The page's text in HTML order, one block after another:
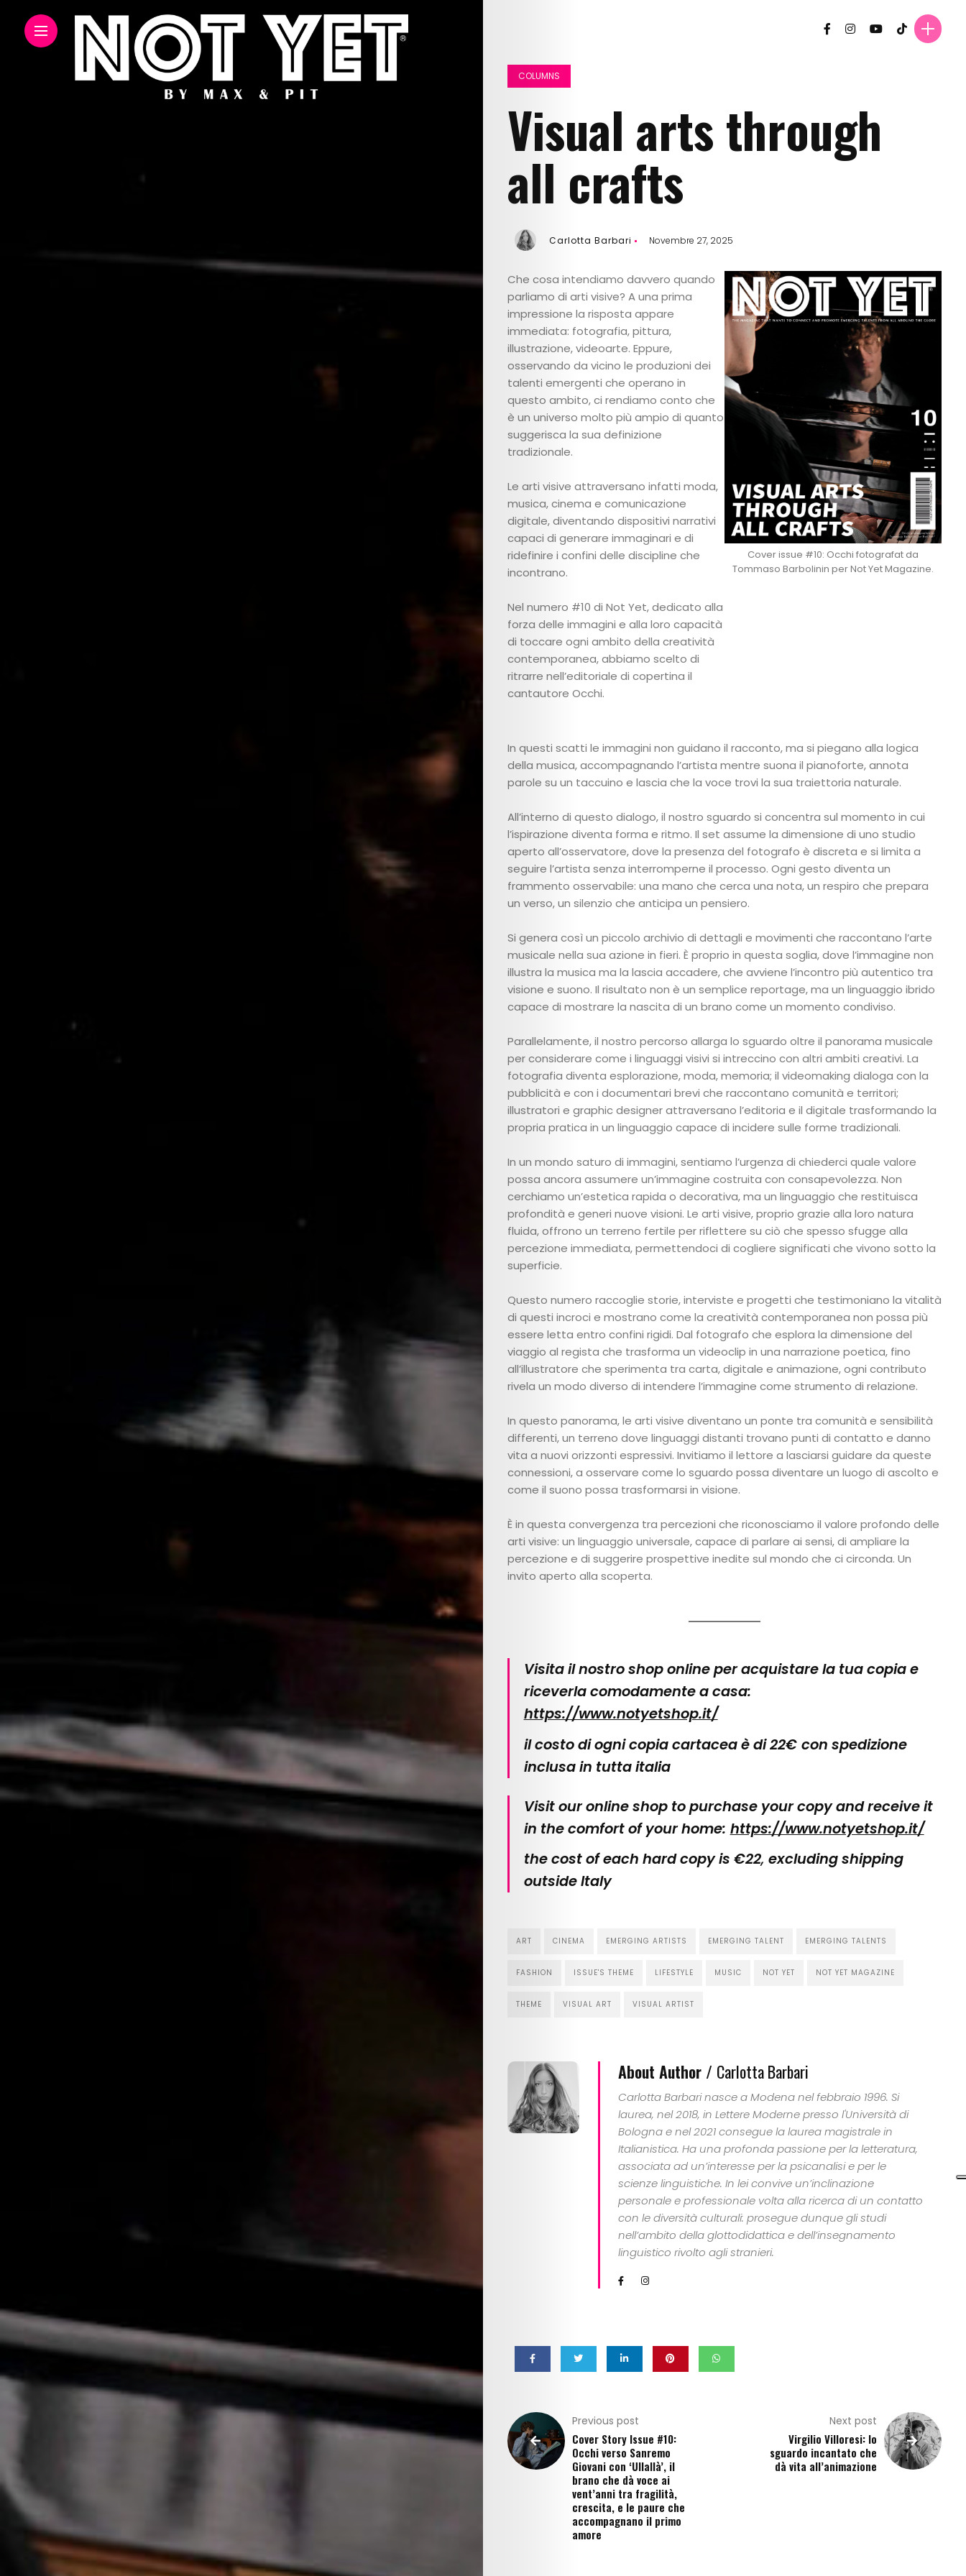
Art
Fashion
Lifestyle
Music
Columns
About
Us
Contact
Us
Get
Lingue
Search
COLUMNS
Visual arts through
all crafts
Carlotta Barbari Novembre 27, 2025
Che cosa intendiamo davvero quando
parliamo di arti visive? A una prima
impressione la risposta appare
immediata: fotografia, pittura,
illustrazione, videoarte. Eppure,
osservando da vicino le produzioni dei
talenti emergenti che operano in
questo ambito, ci rendiamo conto che
è un universo molto più ampio di quanto
suggerisca la sua definizione
tradizionale.
Le arti visive attraversano infatti moda,
musica, cinema e comunicazione
digitale, diventando dispositivi narrativi
capaci di generare immaginari e di
ridefinire i confini delle discipline che
incontrano.
Nel numero #10 di Not Yet, dedicato alla
forza delle immagini e alla loro capacità
di toccare ogni ambito della creatività
contemporanea, abbiamo scelto di
ritrarre nell’editoriale di copertina il
cantautore Occhi.
Cover issue #10: Occhi fotografat da
Tommaso Barbolinin per Not Yet Magazine.
In questi scatti le immagini non guidano il racconto, ma si piegano alla logica
della musica, accompagnando l’artista mentre suona il pianoforte, annota
parole su un taccuino e lascia che la voce trovi la sua traiettoria naturale.
All’interno di questo dialogo, il nostro sguardo si concentra sul momento in cui
l’ispirazione diventa forma e ritmo. Il set assume la dimensione di uno studio
aperto all’osservatore, dove la presenza del fotografo è discreta e si limita a
seguire l’artista senza interromperne il processo. Ogni gesto diventa un
frammento osservabile: una mano che cerca una nota, un respiro che prepara
un verso, un silenzio che anticipa un pensiero.
Si genera così un piccolo archivio di dettagli e movimenti che raccontano l’arte
musicale nella sua azione in fieri. È proprio in questa soglia, dove l’immagine non
illustra la musica ma la lascia accadere, che avviene l’incontro più autentico tra
visione e suono. Il risultato non è un semplice reportage, ma un linguaggio ibrido
capace di mostrare la nascita di un brano come un momento condiviso.
Parallelamente, il nostro percorso allarga lo sguardo oltre il panorama musicale
per considerare come i linguaggi visivi si intreccino con altri ambiti creativi. La
fotografia diventa esplorazione, moda, memoria; il videomaking dialoga con la
pubblicità e con i documentari brevi che raccontano comunità e territori;
illustratori e graphic designer attraversano l’editoria e il digitale trasformando la
propria pratica in un linguaggio capace di incidere sulle forme tradizionali.
In un mondo saturo di immagini, sentiamo l’urgenza di chiederci quale valore
possa ancora assumere un’immagine costruita con consapevolezza. Non
cerchiamo un’estetica rapida o decorativa, ma un linguaggio che restituisca
profondità e generi nuove visioni. Le arti visive, proprio grazie alla loro natura
fluida, offrono un terreno fertile per riflettere su ciò che spesso sfugge alla
percezione immediata, permettendoci di cogliere significati che vivono sotto la
superficie.
Questo numero raccoglie storie, interviste e progetti che testimoniano la vitalità
di questi incroci e mostrano come la creatività contemporanea non possa più
essere letta entro confini rigidi. Dal fotografo che esplora la dimensione del
viaggio al regista che trasforma un videoclip in una narrazione poetica, fino
all’illustratore che sperimenta tra carta, digitale e animazione, ogni contributo
rivela un modo diverso di intendere l’immagine come strumento di relazione.
In questo panorama, le arti visive diventano un ponte tra comunità e sensibilità
differenti, un terreno dove linguaggi distanti trovano punti di contatto e danno
vita a nuovi orizzonti espressivi. Invitiamo il lettore a lasciarsi guidare da queste
connessioni, a osservare come lo sguardo possa diventare un luogo di ascolto e
come il suono possa trasformarsi in visione.
È in questa convergenza tra percezioni che riconosciamo il valore profondo delle
arti visive: un linguaggio universale, capace di parlare ai sensi, di ampliare la
percezione e di suggerire prospettive inedite sul mondo che ci circonda. Un
invito aperto alla scoperta.
Visita il nostro shop online per acquistare la tua copia e
riceverla comodamente a casa:
https://www.notyetshop.it/
il costo di ogni copia cartacea è di 22€ con spedizione
inclusa in tutta italia
Visit our online shop to purchase your copy and receive it
in the comfort of your home: https://www.notyetshop.it/
the cost of each hard copy is €22, excluding shipping
outside Italy
ART CINEMA EMERGING ARTISTS EMERGING TALENT EMERGING TALENTS
FASHION ISSUE'S THEME LIFESTYLE MUSIC NOT YET NOT YET MAGAZINE
THEME VISUAL ART VISUAL ARTIST
About Author / Carlotta Barbari
Carlotta Barbari nasce a Modena nel febbraio 1996. Si
laurea, nel 2018, in Lettere Moderne presso l'Università di
Bologna e nel 2021 consegue la laurea magistrale in
Italianistica. Ha una profonda passione per la letteratura,
associata ad un’interesse per la psicanalisi e per le
scienze linguistiche. In lei convive un’inclinazione
personale e professionale volta alla ricerca di un contatto
con le diversità culturali: prosegue dunque gli studi
nell’ambito della glottodidattica e dell’insegnamento
linguistico rivolto agli stranieri.
Previous post
Cover Story Issue #10:
Occhi verso Sanremo
Giovani con ‘Ullallà’, il
brano che dà voce ai
vent’anni tra fragilità,
crescita, e le paure che
accompagnano il primo
amore
Next post
Virgilio Villoresi: lo
sguardo incantato che
dà vita all’animazione